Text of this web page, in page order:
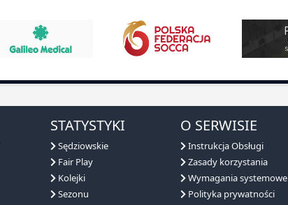
STATYSTYKI
Sędziowskie
Fair Play
Kolejki
Sezonu
O SERWISIE
Instrukcja Obsługi
Zasady korzystania
Wymagania systemowe
Polityka prywatności